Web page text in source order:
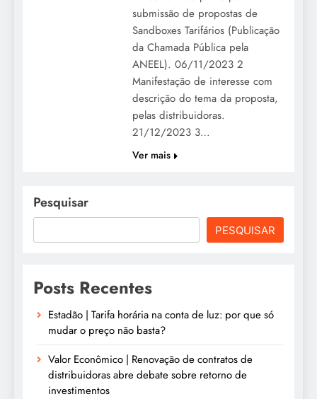
submissão de propostas de
Sandboxes Tarifários (Publicação
da Chamada Pública pela
ANEEL). 06/11/2023 2
Manifestação de interesse com
descrição do tema da proposta,
pelas distribuidoras.
21/12/2023 3…
Ver mais
Pesquisar
PESQUISAR
Posts Recentes
Estadão | Tarifa horária na conta de luz: por que só
mudar o preço não basta?
Valor Econômico | Renovação de contratos de
distribuidoras abre debate sobre retorno de
investimentos